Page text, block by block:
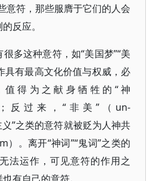
意符，那些服膺于它们的人会
反应。
多这种意符，如“美国梦”“美
具有最高文化价值与权威，必
得为之献身牺牲的“神
反过来，“非美”（un-
”之类的意符就被贬为人神共
）。离开“神词”“鬼词”之类的
法运作，可见意符的作用之